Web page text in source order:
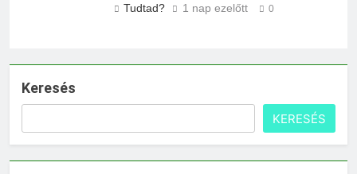
Tudtad? 1 nap ezelőtt 0
Keresés
KERESÉS